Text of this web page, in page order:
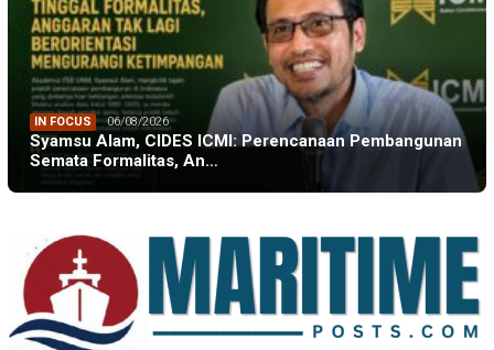
IN FOCUS 06/08/2026
Syamsu Alam, CIDES ICMI: Perencanaan Pembangunan
Semata Formalitas, An…